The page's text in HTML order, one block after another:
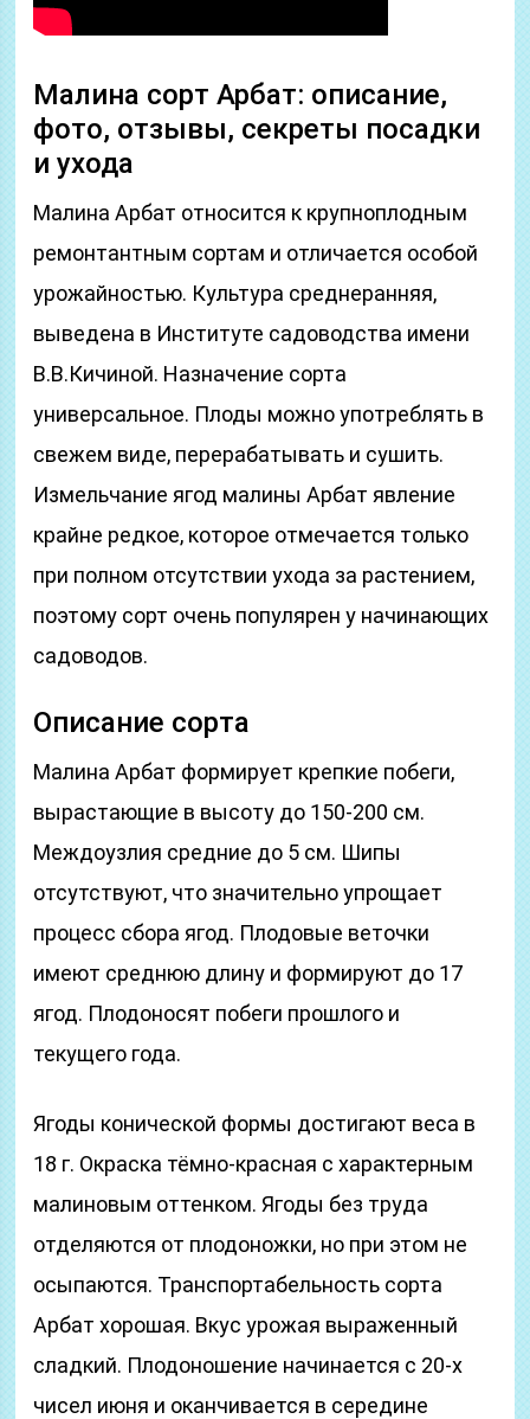
Малина сорт Арбат: описание,
фото, отзывы, секреты посадки
и ухода
Малина Арбат относится к крупноплодным
ремонтантным сортам и отличается особой
урожайностью. Культура среднеранняя,
выведена в Институте садоводства имени
В.В.Кичиной. Назначение сорта
универсальное. Плоды можно употреблять в
свежем виде, перерабатывать и сушить.
Измельчание ягод малины Арбат явление
крайне редкое, которое отмечается только
при полном отсутствии ухода за растением,
поэтому сорт очень популярен у начинающих
садоводов.
Описание сорта
Малина Арбат формирует крепкие побеги,
вырастающие в высоту до 150-200 см.
Междоузлия средние до 5 см. Шипы
отсутствуют, что значительно упрощает
процесс сбора ягод. Плодовые веточки
имеют среднюю длину и формируют до 17
ягод. Плодоносят побеги прошлого и
текущего года.
Ягоды конической формы достигают веса в
18 г. Окраска тёмно-красная с характерным
малиновым оттенком. Ягоды без труда
отделяются от плодоножки, но при этом не
осыпаются. Транспортабельность сорта
Арбат хорошая. Вкус урожая выраженный
сладкий. Плодоношение начинается с 20-х
чисел июня и оканчивается в середине